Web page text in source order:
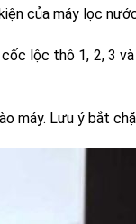
của máy lọc
lộc thô 1, 2, 3
máy. Lưu ý bắt